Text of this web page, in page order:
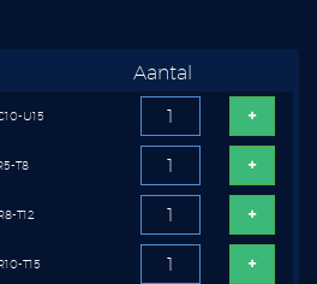
Aantal
U15
T8
T12
T15